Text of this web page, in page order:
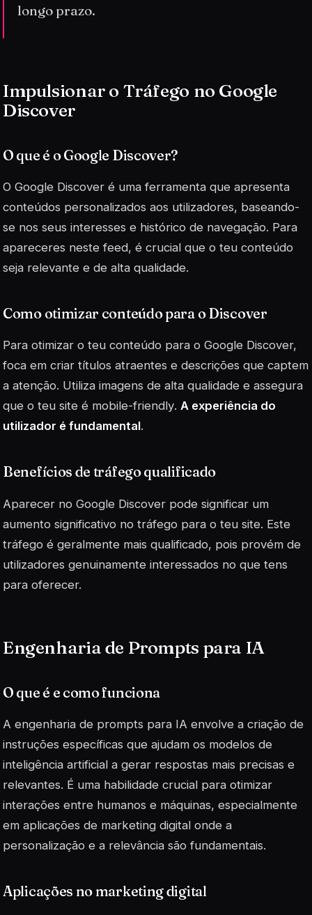
longo prazo.
Impulsionar o Tráfego no Google
Discover
O que é o Google Discover?
O Google Discover é uma ferramenta que apresenta
conteúdos personalizados aos utilizadores, baseando-
se nos seus interesses e histórico de navegação. Para
apareceres neste feed, é crucial que o teu conteúdo
seja relevante e de alta qualidade.
Como otimizar conteúdo para o Discover
Para otimizar o teu conteúdo para o Google Discover,
foca em criar títulos atraentes e descrições que captem
a atenção. Utiliza imagens de alta qualidade e assegura
que o teu site é mobile-friendly. A experiência do
utilizador é fundamental.
Benefícios de tráfego qualificado
Aparecer no Google Discover pode significar um
aumento significativo no tráfego para o teu site. Este
tráfego é geralmente mais qualificado, pois provém de
utilizadores genuinamente interessados no que tens
para oferecer.
Engenharia de Prompts para IA
O que é e como funciona
A engenharia de prompts para IA envolve a criação de
instruções específicas que ajudam os modelos de
inteligência artificial a gerar respostas mais precisas e
relevantes. É uma habilidade crucial para otimizar
interações entre humanos e máquinas, especialmente
em aplicações de marketing digital onde a
personalização e a relevância são fundamentais.
Aplicações no marketing digital